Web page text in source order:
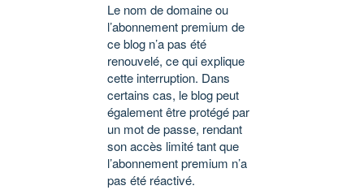
Le nom de domaine ou
l’abonnement premium de
ce blog n’a pas été
renouvelé, ce qui explique
cette interruption. Dans
certains cas, le blog peut
également être protégé par
un mot de passe, rendant
son accès limité tant que
l’abonnement premium n’a
pas été réactivé.